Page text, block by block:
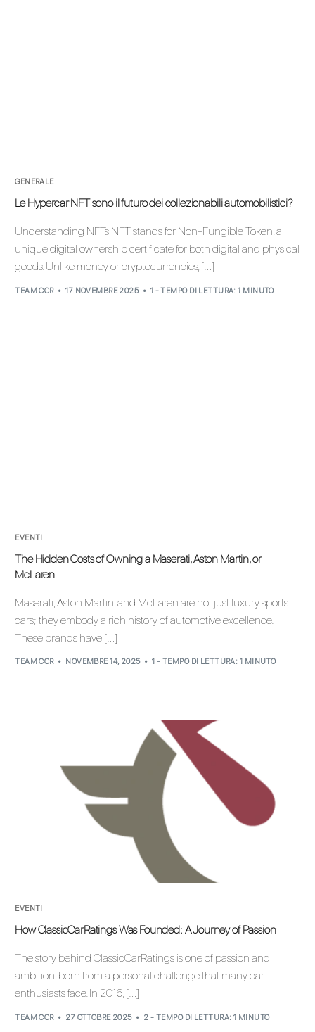
GENERALE
Le Hypercar NFT sono il futuro dei collezionabili automobilistici?
Understanding NFTs NFT stands for Non-Fungible Token, a
unique digital ownership certificate for both digital and physical
goods. Unlike money or cryptocurrencies, […]
TEAM CCR 17 NOVEMBRE 2025 1 - TEMPO DI LETTURA: 1 MINUTO
EVENTI
The Hidden Costs of Owning a Maserati, Aston Martin, or
McLaren
Maserati, Aston Martin, and McLaren are not just luxury sports
cars; they embody a rich history of automotive excellence.
These brands have […]
TEAM CCR NOVEMBRE 14, 2025 1 - TEMPO DI LETTURA: 1 MINUTO
EVENTI
How ClassicCarRatings Was Founded: A Journey of Passion
The story behind ClassicCarRatings is one of passion and
ambition, born from a personal challenge that many car
enthusiasts face. In 2016, […]
TEAM CCR 27 OTTOBRE 2025 2 - TEMPO DI LETTURA: 1 MINUTO